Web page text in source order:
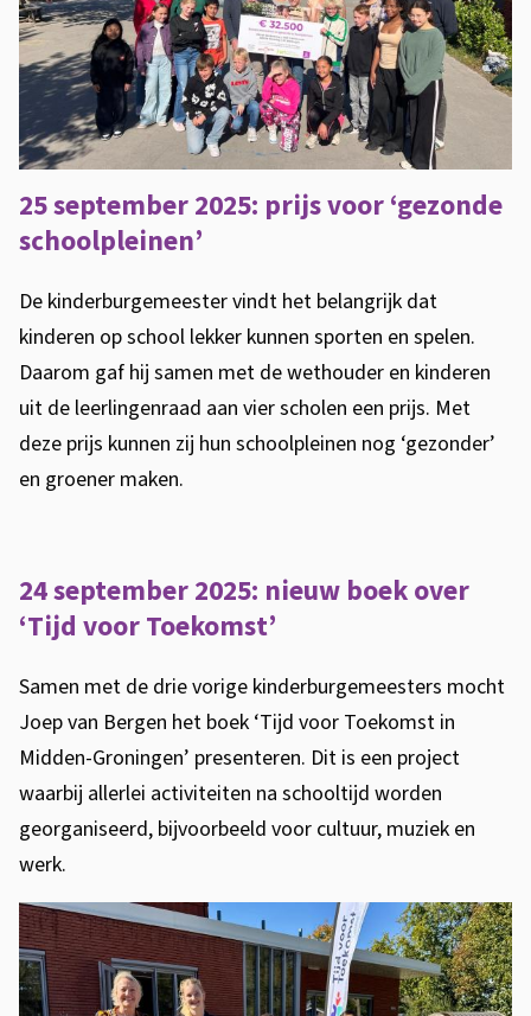
25 september 2025: prijs voor ‘gezonde
schoolpleinen’
De kinderburgemeester vindt het belangrijk dat
kinderen op school lekker kunnen sporten en spelen.
Daarom gaf hij samen met de wethouder en kinderen
uit de leerlingenraad aan vier scholen een prijs. Met
deze prijs kunnen zij hun schoolpleinen nog ‘gezonder’
en groener maken.
24 september 2025: nieuw boek over
‘Tijd voor Toekomst’
Samen met de drie vorige kinderburgemeesters mocht
Joep van Bergen het boek ‘Tijd voor Toekomst in
Midden-Groningen’ presenteren. Dit is een project
waarbij allerlei activiteiten na schooltijd worden
georganiseerd, bijvoorbeeld voor cultuur, muziek en
werk.